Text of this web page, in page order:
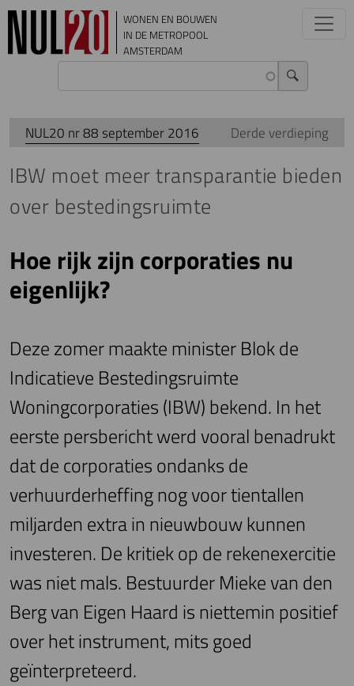
Overslaan en naar de inhoud gaan
WONEN EN BOUWEN
IN DE METROPOOL
AMSTERDAM
NUL20 nr 88 september 2016 Derde verdieping
IBW moet meer transparantie bieden
over bestedingsruimte
Hoe rijk zijn corporaties nu
eigenlijk?
Deze zomer maakte minister Blok de
Indicatieve Bestedingsruimte
Woningcorporaties (IBW) bekend. In het
eerste persbericht werd vooral benadrukt
dat de corporaties ondanks de
verhuurderheffing nog voor tientallen
miljarden extra in nieuwbouw kunnen
investeren. De kritiek op de rekenexercitie
was niet mals. Bestuurder Mieke van den
Berg van Eigen Haard is niettemin positief
over het instrument, mits goed
geïnterpreteerd.